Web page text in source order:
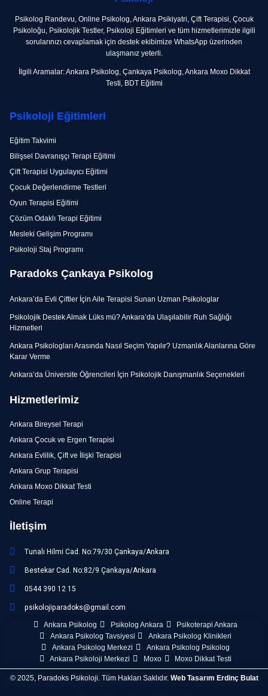
Psikolog Randevu, Online Psikolog, Ankara Psikiyatri, Çift Terapisi, Çocuk
Psikoloğu, Psikolojik Testler, Psikoloji Eğitimleri ve tüm hizmetlerimizle ilgili
sorularınızı cevaplamak için destek ekibimize WhatsApp üzerinden
ulaşmanız yeterli.
İlgili Aramalar:Ankara Psikolog Çankaya Psikolog, Ankara Moxo Dikkat
Testi, BDT Eğitimi
Psikoloji Eğitimleri
Eğitim Takvimi
Bilişsel Davranışçı Terapi Eğitimi
Çift Terapisi Uygulayıcı Eğitimi
Çocuk Değerlendirme Testleri
Oyun Terapisi Eğitimi
Çözüm Odaklı Terapi Eğitimi
Mesleki Gelişim Programı
Psikoloji Staj Programı
Paradoks Çankaya Psikolog
Ankara’da Evli Çiftler İçin Aile Terapisi Sunan Uzman Psikologlar
Psikolojik Destek Almak Lüks mü? Ankara’da Ulaşılabilir Ruh Sağlığı
Hizmetleri
Ankara Psikologları Arasında Nasıl Seçim Yapılır? Uzmanlık Alanlarına Göre
Karar Verme
Ankara’da Üniversite Öğrencileri İçin Psikolojik Danışmanlık Seçenekleri
Hizmetlerimiz
Ankara Bireysel Terapi
Ankara Çocuk ve Ergen Terapisi
Ankara Evlilik, Çift ve İlişki Terapisi
Ankara Grup Terapisi
Ankara Moxo Dikkat Testi
Online Terapi
İletişim
Tunalı Hilmi Cad. No:79/30 Çankaya/Ankara
Bestekar Cad. No:82/9 Çankaya/Ankara
0544 390 12 15
psikolojiparadoks@gmail.com
Ankara Psikolog Psikolog Ankara
Psikoterapi Ankara
Ankara Psikolog Tavsiyesi
Ankara Psikolog Klinikleri
Ankara Psikolog Merkezi
Ankara Psikolog Psikolog
Ankara Psikoloji Merkezi
Moxo Moxo Dikkat Testi
© 2025, Paradoks Psikoloji. Tüm Hakları Saklıdır. Web Tasarım Erdinç Bulat